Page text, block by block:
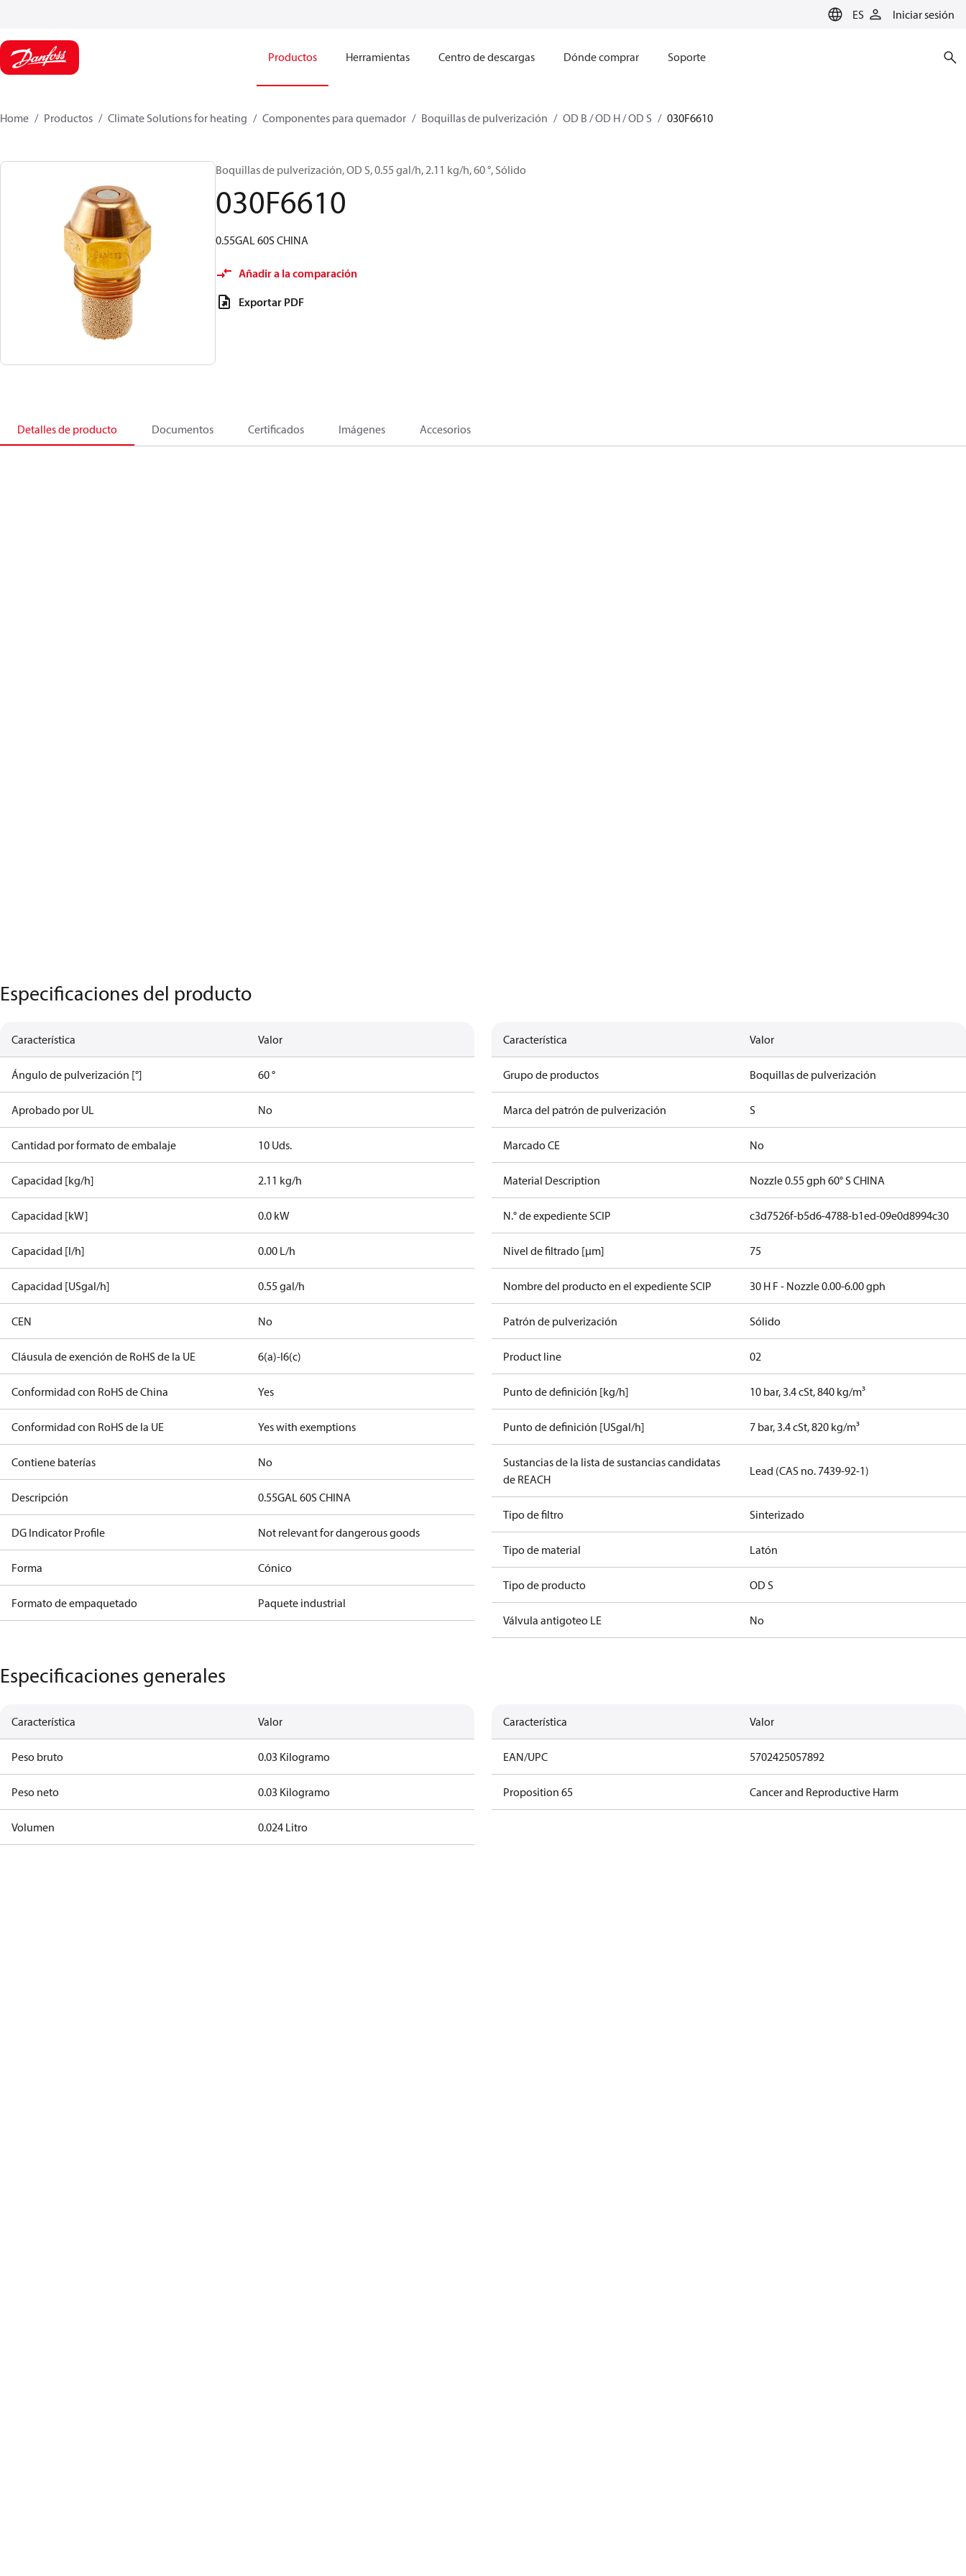
ES Iniciar sesión
Productos Herramientas Centro de descargas Dónde comprar Soporte
Home Productos Climate Solutions for heating Componentes para quemador Boquillas de pulverización OD B / OD H / OD S 030F6610
Boquillas de pulverización, OD S, 0.55 gal/h, 2.11 kg/h, 60 °, Sólido
030F6610
0.55GAL 60S CHINA
Añadir a la comparación
Exportar PDF
Detalles de producto Documentos Certificados Imágenes Accesorios
Especificaciones del producto
Característica Valor
Ángulo de pulverización [°] 60 °
Aprobado por UL No
Cantidad por formato de embalaje 10 Uds.
Capacidad [kg/h] 2.11 kg/h
Capacidad [kW] 0.0 kW
Capacidad [l/h] 0.00 L/h
Capacidad [USgal/h] 0.55 gal/h
CEN No
Cláusula de exención de RoHS de la UE 6(a)-I6(c)
Conformidad con RoHS de China Yes
Conformidad con RoHS de la UE Yes with exemptions
Contiene baterías No
Descripción 0.55GAL 60S CHINA
DG Indicator Profile Not relevant for dangerous goods
Forma Cónico
Formato de empaquetado Paquete industrial
Característica Valor
Grupo de productos Boquillas de pulverización
Marca del patrón de pulverización S
Marcado CE No
Material Description Nozzle 0.55 gph 60° S CHINA
N.° de expediente SCIP c3d7526f-b5d6-4788-b1ed-09e0d8994c30
Nivel de filtrado [µm] 75
Nombre del producto en el expediente SCIP 30 H F - Nozzle 0.00-6.00 gph
Patrón de pulverización Sólido
Product line 02
Punto de definición [kg/h] 10 bar, 3.4 cSt, 840 kg/m³
Punto de definición [USgal/h] 7 bar, 3.4 cSt, 820 kg/m³
Sustancias de la lista de sustancias candidatas
de REACH
Lead (CAS no. 7439-92-1)
Tipo de filtro Sinterizado
Tipo de material Latón
Tipo de producto OD S
Válvula antigoteo LE No
Especificaciones generales
Característica Valor
Peso bruto 0.03 Kilogramo
Peso neto 0.03 Kilogramo
Volumen 0.024 Litro
Característica Valor
EAN/UPC 5702425057892
Proposition 65 Cancer and Reproductive Harm